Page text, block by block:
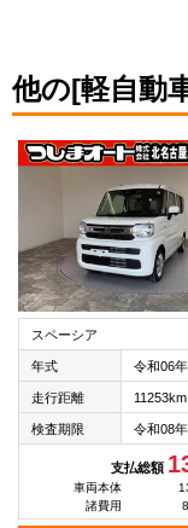
他の[軽自動
スペーシア
年式 令和06
走行距離 11253km
検査期限 令和08
支払総額
車両本体
諸費用